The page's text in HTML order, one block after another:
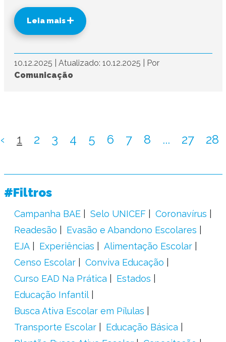
Leia mais
10.12.2025 Atualizado: 10.12.2025
Por
Comunicação
‹ 1 2 3 4 5 6 7 8 ... 27 28
#Filtros
Campanha BAE Selo UNICEF
Coronavírus
Readesão
Evasão e Abandono Escolares
EJA
Experiências
Alimentação Escolar
Censo Escolar
Conviva Educação
Curso EAD Na Prática
Estados
Educação Infantil
Busca Ativa Escolar em Pílulas
Transporte Escolar
Educação Básica